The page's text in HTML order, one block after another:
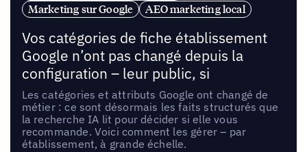
Marketing sur Google
AEO marketing local
Vos catégories de fiche établissement
Google n’ont pas changé depuis la
configuration – leur public, si
Les catégories et attributs Google ont changé de
métier : ce sont désormais les faits structurés que
la recherche IA lit pour décider si elle vous
recommande. Voici comment les gérer – par
établissement, à grande échelle.